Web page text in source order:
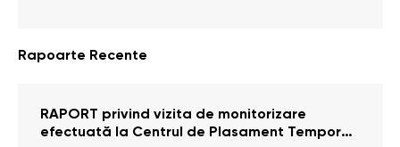
Rapoarte Recente
RAPORT privind vizita de monitorizare
efectuată la Centrul de Plasament Temporar